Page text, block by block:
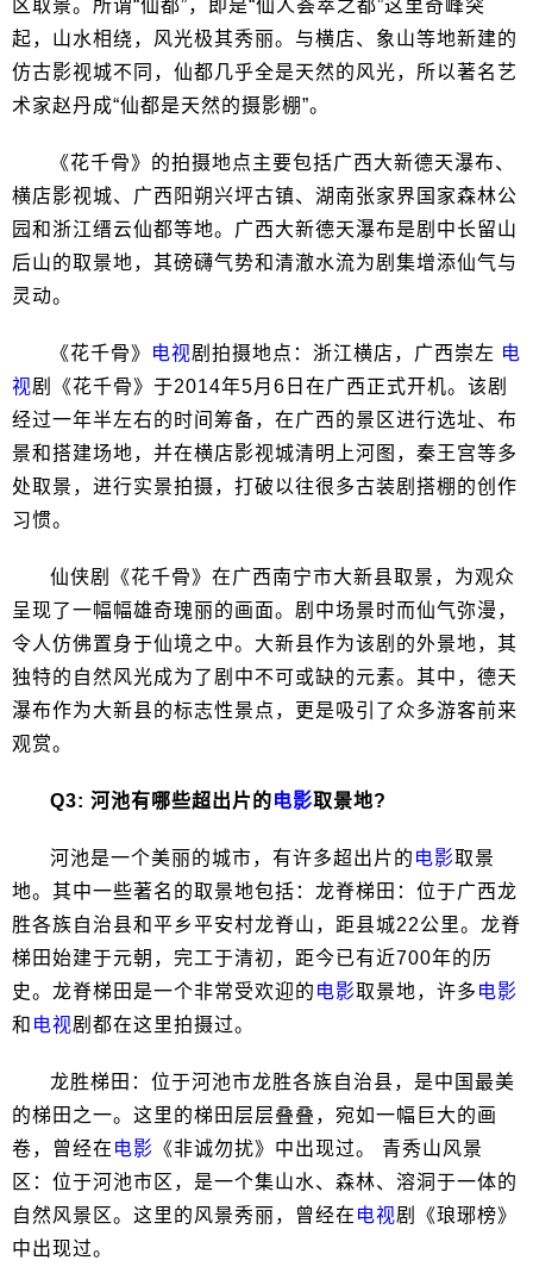
区取景。所谓“仙都”，即是“仙人荟萃之都”这里奇峰突
起，山水相绕，风光极其秀丽。与横店、象山等地新建的
仿古影视城不同，仙都几乎全是天然的风光，所以著名艺
术家赵丹成“仙都是天然的摄影棚”。
《花千骨》的拍摄地点主要包括广西大新德天瀑布、
横店影视城、广西阳朔兴坪古镇、湖南张家界国家森林公
园和浙江缙云仙都等地。广西大新德天瀑布是剧中长留山
后山的取景地，其磅礴气势和清澈水流为剧集增添仙气与
灵动。
《花千骨》 电视剧拍摄地点：浙江横店，广西崇左 电
视剧《花千骨》于2014年5月6日在广西正式开机。该剧
经过一年半左右的时间筹备，在广西的景区进行选址、布
景和搭建场地，并在横店影视城清明上河图，秦王宫等多
处取景，进行实景拍摄，打破以往很多古装剧搭棚的创作
习惯。
仙侠剧《花千骨》在广西南宁市大新县取景，为观众
呈现了一幅幅雄奇瑰丽的画面。剧中场景时而仙气弥漫，
令人仿佛置身于仙境之中。大新县作为该剧的外景地，其
独特的自然风光成为了剧中不可或缺的元素。其中，德天
瀑布作为大新县的标志性景点，更是吸引了众多游客前来
观赏。
Q3: 河池有哪些超出片的电影取景地?
河池是一个美丽的城市，有许多超出片的 电影取景
地。其中一些著名的取景地包括：龙脊梯田：位于广西龙
胜各族自治县和平乡平安村龙脊山，距县城22公里。龙脊
梯田始建于元朝，完工于清初，距今已有近700年的历
史。龙脊梯田是一个非常受欢迎的 电影取景地，许多 电影
和 电视剧都在这里拍摄过。
龙胜梯田：位于河池市龙胜各族自治县，是中国最美
的梯田之一。这里的梯田层层叠叠，宛如一幅巨大的画
卷，曾经在 电影 《非诚勿扰》中出现过。 青秀山风景
区：位于河池市区，是一个集山水、森林、溶洞于一体的
自然风景区。这里的风景秀丽，曾经在 电视剧《琅琊榜》
中出现过。